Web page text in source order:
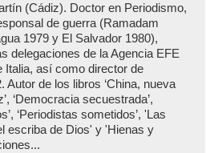
(Cádiz). Doctor en Periodismo,
de guerra (Ramadam
1979 y El Salvador 1980),
delegaciones de la Agencia EFE
Italia, así como director de
Autor de los libros ‘China, nueva
‘Democracia secuestrada’,
‘Periodistas sometidos’, 'Las
escriba de Dios' y 'Hienas y